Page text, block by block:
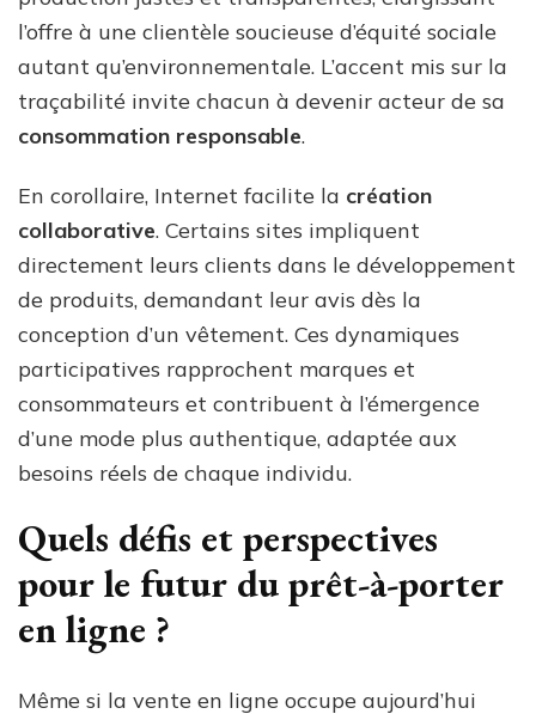
l’offre à une clientèle soucieuse d’équité sociale
autant qu’environnementale. L’accent mis sur la
traçabilité invite chacun à devenir acteur de sa
consommation responsable.
En corollaire, Internet facilite la création
collaborative. Certains sites impliquent
directement leurs clients dans le développement
de produits, demandant leur avis dès la
conception d’un vêtement. Ces dynamiques
participatives rapprochent marques et
consommateurs et contribuent à l’émergence
d’une mode plus authentique, adaptée aux
besoins réels de chaque individu.
Quels défis et perspectives
pour le futur du prêt-à-porter
en ligne ?
Même si la vente en ligne occupe aujourd’hui